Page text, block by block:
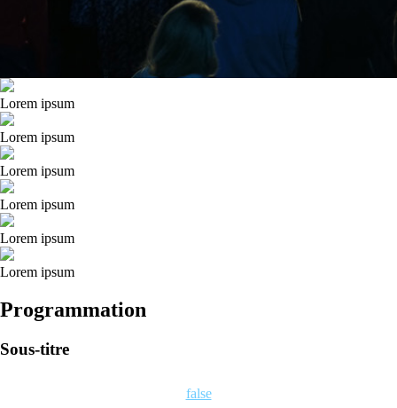
Lorem ipsum
Lorem ipsum
Lorem ipsum
Lorem ipsum
Lorem ipsum
Lorem ipsum
Programmation
Sous-titre
false